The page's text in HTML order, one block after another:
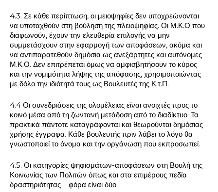
4.3. Σε κάθε περίπτωση, οι μειοψηφίες δεν υποχρεώνονται
να υποταχθούν στη βούληση της πλειοψηφίας. Οι Μ.Κ.Ο που
διαφωνούν, έχουν την ελευθερία επιλογής να μην
συμμετάσχουν στην εφαρμογή των αποφάσεων, ακόμα και
να αντιπαρατεθούν δημόσια ως ανεξάρτητες και αυτόνομες
Μ.Κ.Ο. Δεν επιτρέπεται όμως να αμφισβητήσουν το κύρος
και την νομιμότητα λήψης της απόφασης, χρησιμοποιώντας
με δόλο την ιδιότητά τους ως Βουλευτές της Κ.τ.Π.
4.4 Οι συνεδριάσεις της ολομέλειας είναι ανοιχτές προς το
κοινό μέσα από τη ζωντανή μετάδοση από το διαδίκτυο. Τα
πρακτικά πάντοτε καταγράφονται και θεωρούνται δημόσιας
χρήσης έγγραφα. Κάθε βουλευτής πριν λάβει το λόγο θα
γνωστοποιεί το όνομα και την οργάνωση που εκπροσωπεί.
4.5. Οι κατηγορίες ψηφισμάτων-αποφάσεων στη Βουλή της
Κοινωνίας των Πολιτών όπως και στα επιμέρους πεδία
δραστηριότητας – φόρα είναι δύο: